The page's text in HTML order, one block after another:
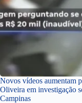
Novos vídeos aumentam
Oliveira em investigação
Campinas